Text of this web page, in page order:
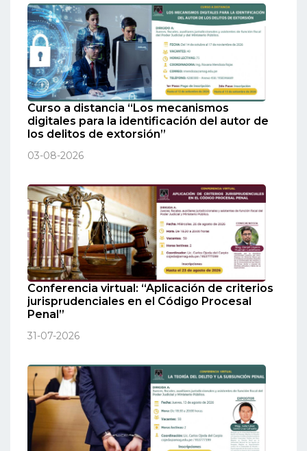
Curso a distancia “Los mecanismos
digitales para la identificación del autor de
los delitos de extorsión”
03-08-2026
Conferencia virtual: “Aplicación de criterios
jurisprudenciales en el Código Procesal
Penal”
31-07-2026